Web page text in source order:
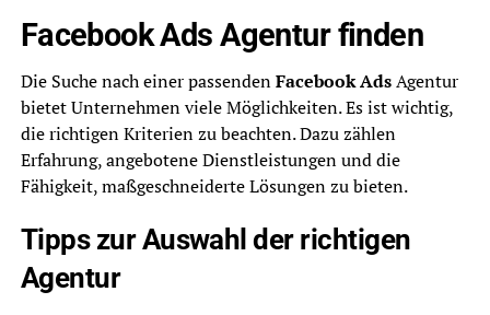
Facebook Ads Agentur finden
Die Suche nach einer passendenFacebook AdsAgentur
bietet Unternehmen viele Möglichkeiten. Es ist wichtig,
die richtigen Kriterien zu beachten. Dazu zählen
Erfahrung, angebotene Dienstleistungen und die
Fähigkeit, maßgeschneiderte Lösungen zu bieten.
Tipps zur Auswahl der richtigen
Agentur